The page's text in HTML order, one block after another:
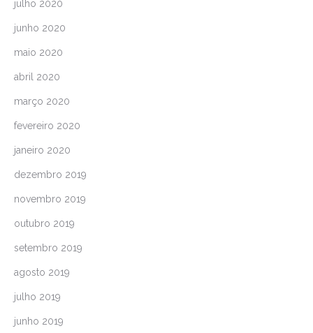
julho 2020
junho 2020
maio 2020
abril 2020
março 2020
fevereiro 2020
janeiro 2020
dezembro 2019
novembro 2019
outubro 2019
setembro 2019
agosto 2019
julho 2019
junho 2019